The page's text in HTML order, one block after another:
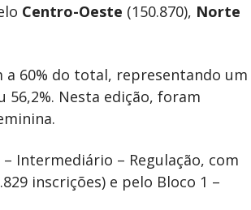
Centro-Oeste (150.870), Norte
60% do total, representando um
56,2%. Nesta edição, foram
Intermediário – Regulação, com
inscrições) e pelo Bloco 1 –